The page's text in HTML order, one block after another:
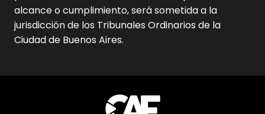
alcance o cumplimiento, será sometida a la
jurisdicción de los Tribunales Ordinarios de la
Ciudad de Buenos Aires.